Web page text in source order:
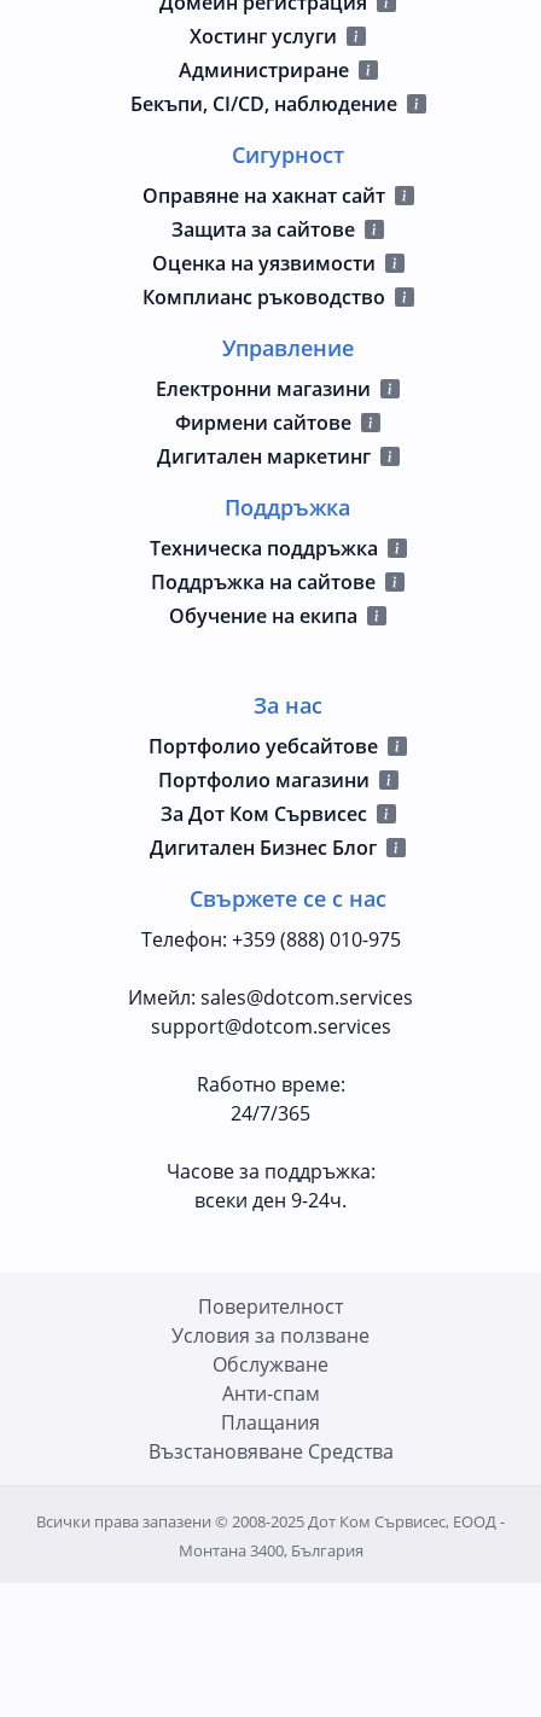
Хостинг услуги
Администриране
Бекъпи, CI/CD, наблюдение
Сигурност
Оправяне на хакнат сайт
Защита за сайтове
Оценка на уязвимости
Комплианс ръководство
Управление
Електронни магазини
Фирмени сайтове
Дигитален маркетинг
Поддръжка
Техническа поддръжка
Поддръжка на сайтове
Обучение на екипа
За нас
Портфолио уебсайтове
Портфолио магазини
За Дот Ком Сървисес
Дигитален Бизнес Блог
Свържете се с нас
Телефон: +359 (888) 010-975
Имейл: sales@dotcom.services
support@dotcom.services
Rаботно време:
24/7/365
Часове за поддръжка:
всеки ден 9-24ч.
Поверителност
Условия за ползване
Oбслужване
Анти-спам
Плащания
Възстановяване Средства
Всички права запазени © 2008-2025 Дот Ком Сървисес, ЕООД -
Монтана 3400, България